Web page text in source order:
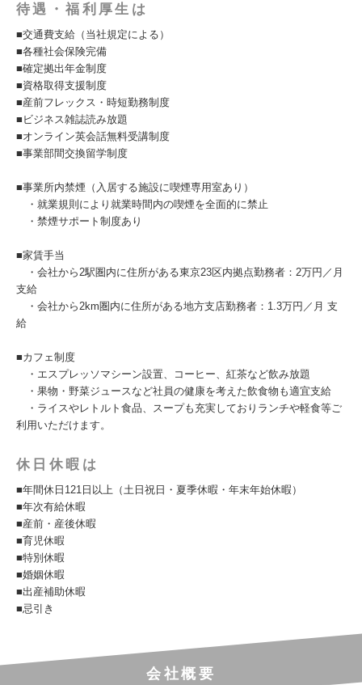
待遇・福利厚生は
■交通費支給（当社規定による）
■各種社会保険完備
■確定拠出年金制度
■資格取得支援制度
■産前フレックス・時短勤務制度
■ビジネス雑誌読み放題
■オンライン英会話無料受講制度
■事業部間交換留学制度
■事業所内禁煙（入居する施設に喫煙専用室あり）
・就業規則により就業時間内の喫煙を全面的に禁止
・禁煙サポート制度あり
■家賃手当
・会社から2駅圏内に住所がある東京23区内拠点勤務者：2万円／月
支給
・会社から2km圏内に住所がある地方支店勤務者：1.3万円／月 支
給
■カフェ制度
・エスプレッソマシーン設置、コーヒー、紅茶など飲み放題
・果物・野菜ジュースなど社員の健康を考えた飲食物も適宜支給
・ライスやレトルト食品、スープも充実しておりランチや軽食等ご
利用いただけます。
休日休暇は
■年間休日121日以上（土日祝日・夏季休暇・年末年始休暇）
■年次有給休暇
■産前・産後休暇
■育児休暇
■特別休暇
■婚姻休暇
■出産補助休暇
■忌引き
会社概要